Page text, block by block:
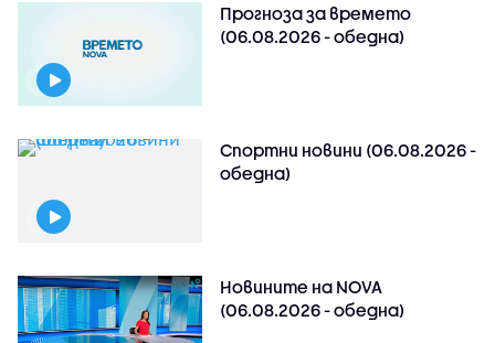
Прогноза за времето
(06.08.2026 - обедна)
Спортни новини (06.08.2026 -
обедна)
Новините на NOVA
(06.08.2026 - обедна)